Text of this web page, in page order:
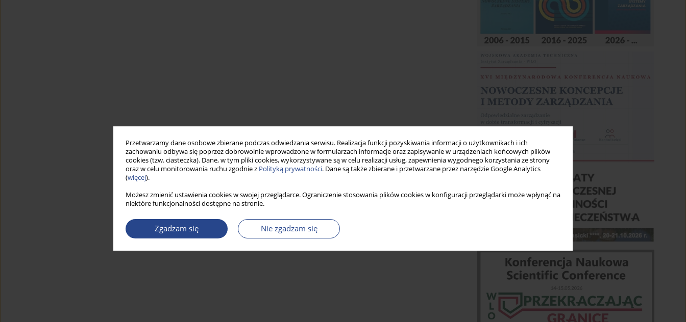
Przetwarzamy dane osobowe zbierane podczas odwiedzania serwisu. Realizacja funkcji pozyskiwania informacji o użytkownikach i ich
zachowaniu odbywa się poprzez dobrowolnie wprowadzone w formularzach informacje oraz zapisywanie w urządzeniach końcowych plików
cookies (tzw. ciasteczka). Dane, w tym pliki cookies, wykorzystywane są w celu realizacji usług, zapewnienia wygodnego korzystania ze strony
oraz w celu monitorowania ruchu zgodnie z Polityką prywatności. Dane są także zbierane i przetwarzane przez narzędzie Google Analytics
(więcej).
Możesz zmienić ustawienia cookies w swojej przeglądarce. Ograniczenie stosowania plików cookies w konfiguracji przeglądarki może wpłynąć na
niektóre funkcjonalności dostępne na stronie.
Zgadzam się Nie zgadzam się